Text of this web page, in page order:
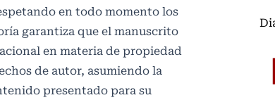
en todo momento los
garantiza que el manuscrito
en materia de propiedad
de autor, asumiendo la
presentado para su